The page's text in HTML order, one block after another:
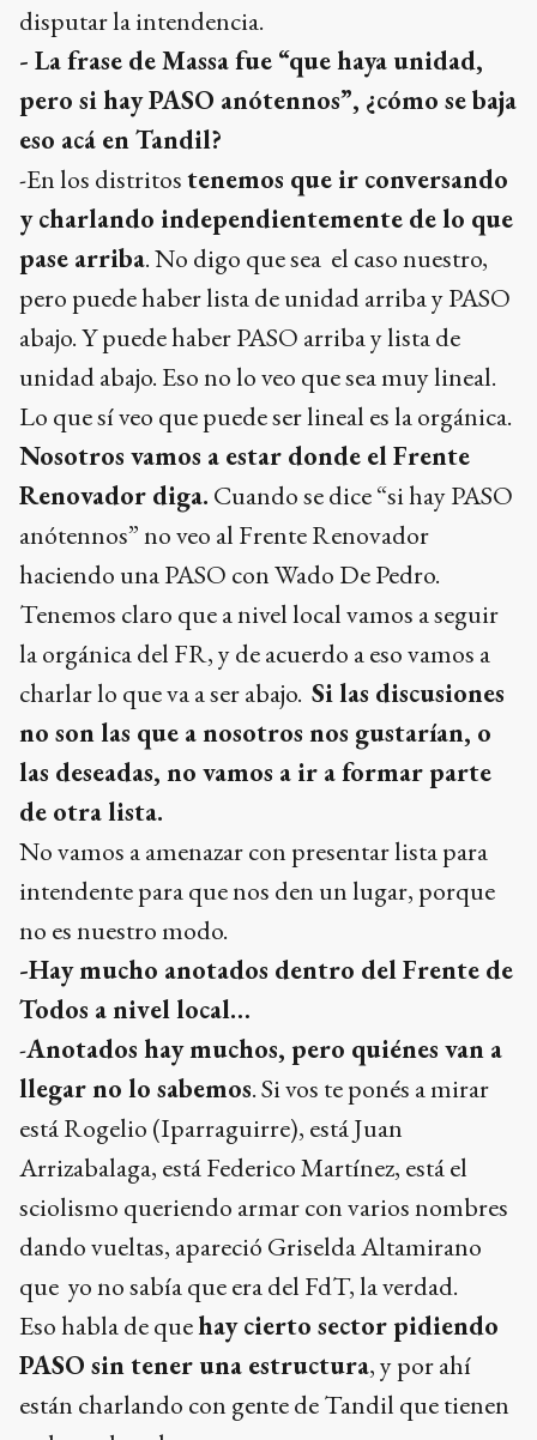
disputar la intendencia.
- La frase de Massa fue “que haya unidad,
pero si hay PASO anótennos”, ¿cómo se baja
eso acá en Tandil?
-En los distritostenemos que ir conversando
y charlando independientemente de lo que
pase arriba. No digo que sea el caso nuestro,
pero puede haber lista de unidad arriba y PASO
abajo. Y puede haber PASO arriba y lista de
unidad abajo. Eso no lo veo que sea muy lineal.
Lo que sí veo que puede ser lineal es la orgánica.
Nosotros vamos a estar donde el Frente
Renovador diga. Cuando se dice “si hay PASO
anótennos” no veo al Frente Renovador
haciendo una PASO con Wado De Pedro.
Tenemos claro que a nivel local vamos a seguir
la orgánica del FR, y de acuerdo a eso vamos a
charlar lo que va a ser abajo. Si las discusiones
no son las que a nosotros nos gustarían, o
las deseadas, no vamos a ir a formar parte
de otra lista.
No vamos a amenazar con presentar lista para
intendente para que nos den un lugar, porque
no es nuestro modo.
-Hay mucho anotados dentro del Frente de
Todos a nivel local…
-Anotados hay muchos, pero quiénes van a
llegar no lo sabemos. Si vos te ponés a mirar
está Rogelio (Iparraguirre), está Juan
Arrizabalaga, está Federico Martínez, está el
sciolismo queriendo armar con varios nombres
dando vueltas, apareció Griselda Altamirano
que yo no sabía que era del FdT, la verdad.
Eso habla de quehay cierto sector pidiendo
PASO sin tener una estructura, y por ahí
están charlando con gente de Tandil que tienen